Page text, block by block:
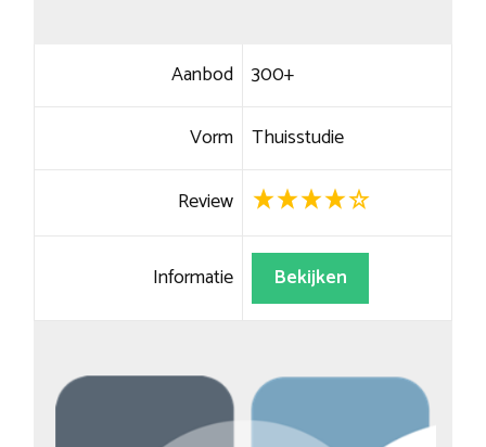
Aanbod 300+
Vorm Thuisstudie
Review
Informatie Bekijken